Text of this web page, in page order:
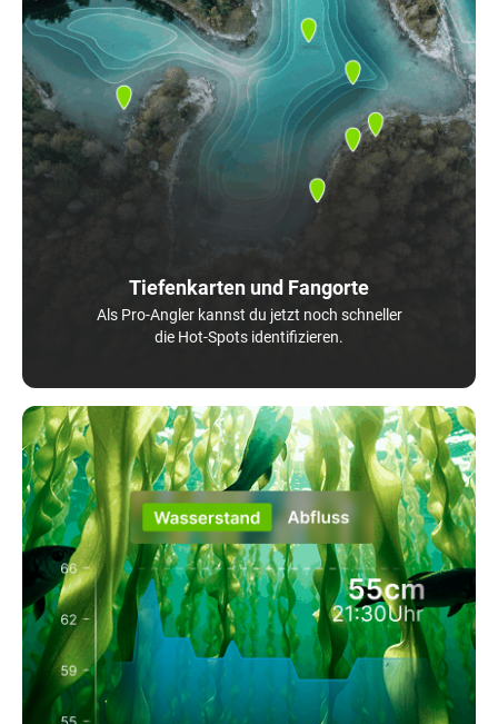
Tiefenkarten und Fangorte
Als Pro-Angler kannst du jetzt noch schneller
die Hot-Spots identifizieren.